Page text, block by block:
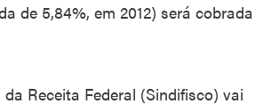
de 5,84%, em 2012) será cobrada
Receita Federal (Sindifisco) vai